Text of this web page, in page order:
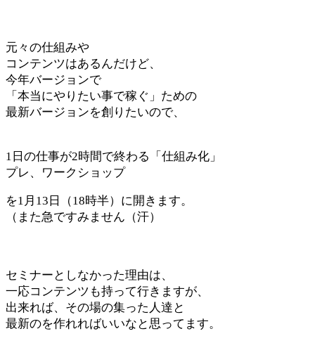
元々の仕組みや
コンテンツはあるんだけど、
今年バージョンで
「本当にやりたい事で稼ぐ」ための
最新バージョンを創りたいので、
1日の仕事が2時間で終わる「仕組み化」
プレ、ワークショップ
を1月13日（18時半）に開きます。
（また急ですみません（汗）
セミナーとしなかった理由は、
一応コンテンツも持って行きますが、
出来れば、その場の集った人達と
最新のを作れればいいなと思ってます。